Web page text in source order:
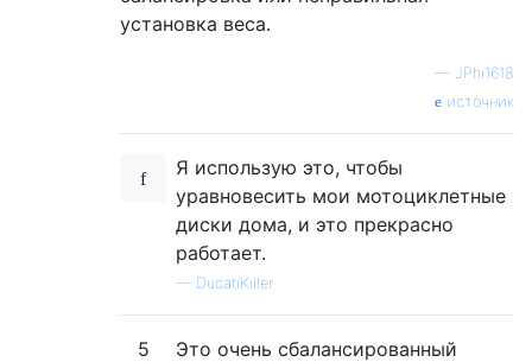
установка веса.
— JPhi1618
источник
Я использую это, чтобы
уравновесить мои мотоциклетные
диски дома, и это прекрасно
работает.
— DucatiKiller
5
Это очень сбалансированный